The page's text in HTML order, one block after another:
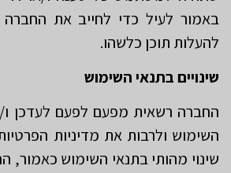
באמור לעיל כדי לחייב את
להעלות תוכן כלשהו.
שינויים בתנאי השימוש
החברה רשאית מפעם לפעם לעדכן
השימוש ולרבות את מדיניות
שינוי מהותי בתנאי השימוש כאמור,